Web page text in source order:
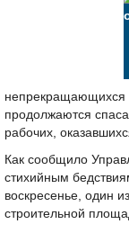
непрекращающихся
продолжаются
рабочих,
Как сообщило
стихийным
воскресенье, один
строительной